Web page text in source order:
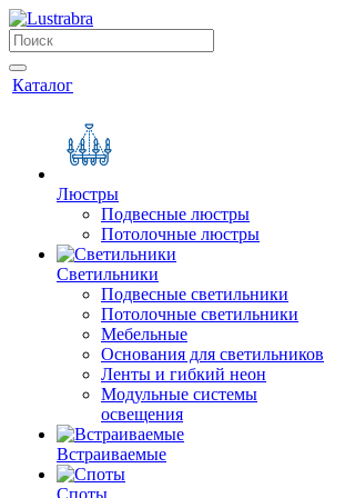
Каталог
Люстры
Подвесные люстры
Потолочные люстры
Светильники
Подвесные светильники
Потолочные светильники
Мебельные
Основания для светильников
Ленты и гибкий неон
Модульные системы
освещения
Встраиваемые
Споты